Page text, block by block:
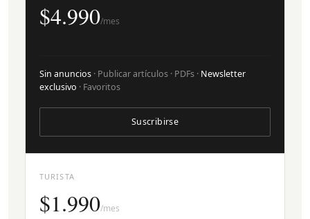
TURISTA
$1.990/mes
$4.990/mes
Sin anuncios · Publicar artículos · PDFs · Newsletter
exclusivo · Favoritos
Suscribirse